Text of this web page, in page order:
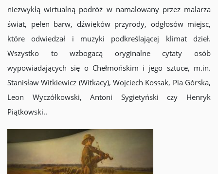
niezwykłą wirtualną podróż w namalowany przez malarza
świat, pełen barw, dźwięków przyrody, odgłosów miejsc,
które odwiedzał i muzyki podkreślającej klimat dzieł.
Wszystko to wzbogacą oryginalne cytaty osób
wypowiadających się o Chełmońskim i jego sztuce, m.in.
Stanisław Witkiewicz (Witkacy), Wojciech Kossak, Pia Górska,
Leon Wyczółkowski, Antoni Sygietyński czy Henryk
Piątkowski..